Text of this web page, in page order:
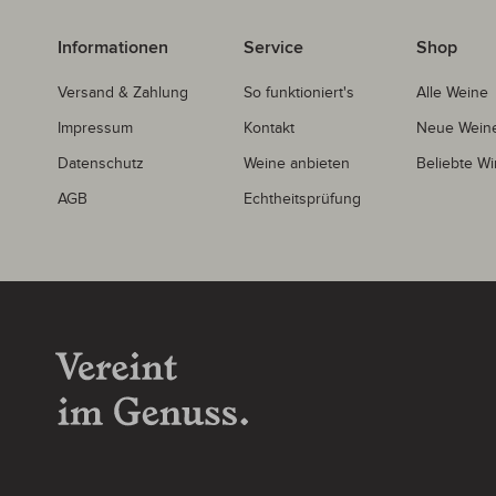
Informationen
Versand & Zahlung
Impressum
Datenschutz
AGB
Service
So funktioniert's
Kontakt
Weine anbieten
Echtheitsprüfung
Shop
Alle Weine
Neue
Beliebte